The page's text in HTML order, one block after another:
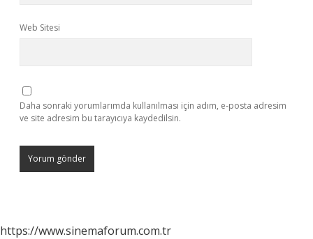
Web Sitesi
Daha sonraki yorumlarımda kullanılması için adım, e-posta adresim
ve site adresim bu tarayıcıya kaydedilsin.
https://www.sinemaforum.com.tr